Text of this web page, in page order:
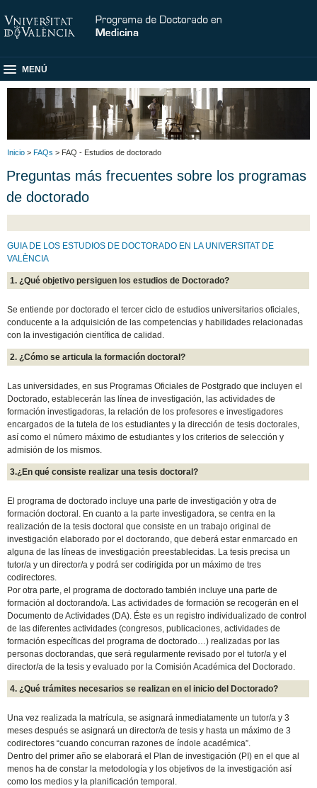
MENÚ
Inicio > FAQs > FAQ - Estudios de doctorado
Preguntas más frecuentes sobre los programas
de doctorado
GUIA DE LOS ESTUDIOS DE DOCTORADO EN LA UNIVERSITAT DE
VALÈNCIA
1. ¿Qué objetivo persiguen los estudios de Doctorado?
Se entiende por doctorado el tercer ciclo de estudios universitarios oficiales,
conducente a la adquisición de las competencias y habilidades relacionadas
con la investigación científica de calidad.
2. ¿Cómo se articula la formación doctoral?
Las universidades, en sus Programas Oficiales de Postgrado que incluyen el
Doctorado, establecerán las línea de investigación, las actividades de
formación investigadoras, la relación de los profesores e investigadores
encargados de la tutela de los estudiantes y la dirección de tesis doctorales,
así como el número máximo de estudiantes y los criterios de selección y
admisión de los mismos.
3.¿En qué consiste realizar una tesis doctoral?
El programa de doctorado incluye una parte de investigación y otra de
formación doctoral. En cuanto a la parte investigadora, se centra en la
realización de la tesis doctoral que consiste en un trabajo original de
investigación elaborado por el doctorando, que deberá estar enmarcado en
alguna de las líneas de investigación preestablecidas. La tesis precisa un
tutor/a y un director/a y podrá ser codirigida por un máximo de tres
codirectores.
Por otra parte, el programa de doctorado también incluye una parte de
formación al doctorando/a. Las actividades de formación se recogerán en el
Documento de Actividades (DA). Éste es un registro individualizado de control
de las diferentes actividades (congresos, publicaciones, actividades de
formación específicas del programa de doctorado…) realizadas por las
personas doctorandas, que será regularmente revisado por el tutor/a y el
director/a de la tesis y evaluado por la Comisión Académica del Doctorado.
4. ¿Qué trámites necesarios se realizan en el inicio del Doctorado?
Una vez realizada la matrícula, se asignará inmediatamente un tutor/a y 3
meses después se asignará un director/a de tesis y hasta un máximo de 3
codirectores “cuando concurran razones de índole académica”.
Dentro del primer año se elaborará el Plan de investigación (PI) en el que al
menos ha de constar la metodología y los objetivos de la investigación así
como los medios y la planificación temporal.